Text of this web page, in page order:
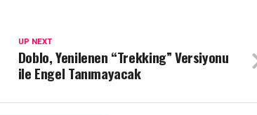
UP NEXT
Doblo, Yenilenen “Trekking” Versiyonu
ile Engel Tanımayacak